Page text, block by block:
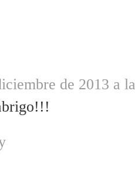
de 2013 a